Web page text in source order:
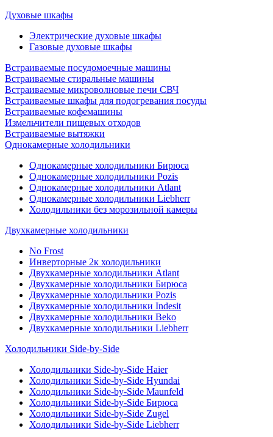
Духовые шкафы
Электрические духовые шкафы
Газовые духовые шкафы
Встраиваемые посудомоечные машины
Встраиваемые стиральные машины
Встраиваемые микроволновые печи СВЧ
Встраиваемые шкафы для подогревания посуды
Встраиваемые кофемашины
Измельчители пищевых отходов
Встраиваемые вытяжки
Однокамерные холодильники
Однокамерные холодильники Бирюса
Однокамерные холодильники Pozis
Однокамерные холодильники Atlant
Однокамерные холодильники Liebherr
Холодильники без морозильной камеры
Двухкамерные холодильники
No Frost
Инверторные 2к холодильники
Двухкамерные холодильники Atlant
Двухкамерные холодильники Бирюса
Двухкамерные холодильники Pozis
Двухкамерные холодильники Indesit
Двухкамерные холодильники Beko
Двухкамерные холодильники Liebherr
Холодильники Side-by-Side
Холодильники Side-by-Side Haier
Холодильники Side-by-Side Hyundai
Холодильники Side-by-Side Maunfeld
Холодильники Side-by-Side Бирюса
Холодильники Side-by-Side Zugel
Холодильники Side-by-Side Liebherr